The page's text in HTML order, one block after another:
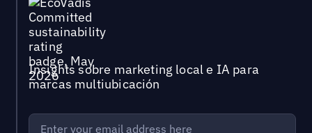
Insights sobre marketing local e IA para
marcas multiubicación